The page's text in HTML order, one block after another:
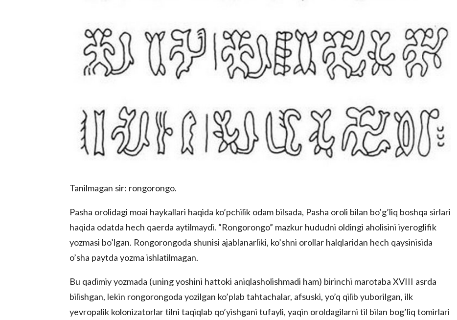
Tanilmagan sir: rongorongo.
Pasha orolidagi moai haykallari haqida ko’pchilik odam bilsada, Pasha oroli bilan bo’g’liq boshqa sirlari
haqida odatda hech qaerda aytilmaydi. “Rongorongo” mazkur hududni oldingi aholisini iyeroglifik
yozmasi bo’lgan. Rongorongoda shunisi ajablanarliki, ko’shni orollar halqlaridan hech qaysinisida
o’sha paytda yozma ishlatilmagan.
Bu qadimiy yozmada (uning yoshini hattoki aniqlasholishmadi ham) birinchi marotaba XVIII asrda
bilishgan, lekin rongorongoda yozilgan ko’plab tahtachalar, afsuski, yo’q qilib yuborilgan, ilk
yevropalik kolonizatorlar tilni taqiqlab qo’yishgani tufayli, yaqin oroldagilarni til bilan bog’liq tomirlari